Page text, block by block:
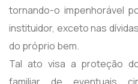
tornando-o impenhorável
instituidor, exceto nas
do próprio bem.
Tal ato visa a proteção